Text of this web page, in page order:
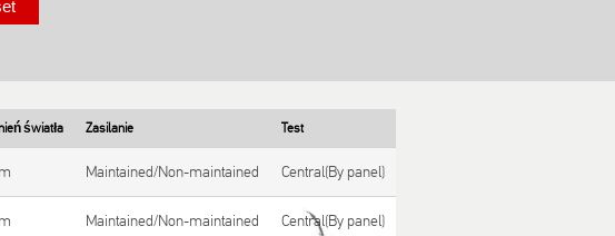
światła Zasilanie Test
Maintained/Non-maintained Central(By panel)
Maintained/Non-maintained Central(By panel)